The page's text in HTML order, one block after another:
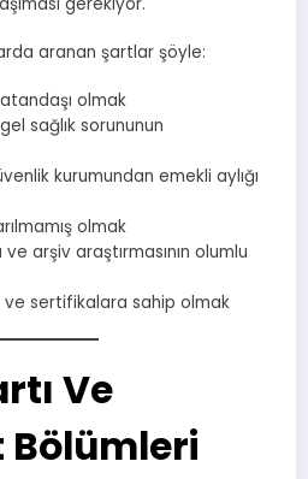
aranan şartlar şöyle:
olmak
sağlık sorununun
kurumundan emekli aylığı
olmak
arşiv araştırmasının olumlu
sertifikalara sahip olmak
Ve
Bölümleri